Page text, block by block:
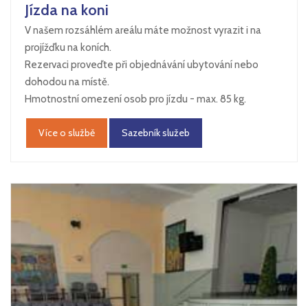
Jízda na koni
V našem rozsáhlém areálu máte možnost vyrazit i na
projížďku na koních.
Rezervaci proveďte při objednávání ubytování nebo
dohodou na místě.
Hmotnostní omezení osob pro jízdu - max. 85 kg.
Více o službě Sazebník služeb